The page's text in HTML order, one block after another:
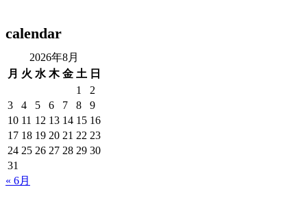
calendar
2026年8月
月 火 水 木 金 土 日
1
2
3
4 5 6 7 8
9
10 11 12 13 14 15 16
17 18 19 20 21 22 23
24 25 26 27 28 29 30
31
« 6月